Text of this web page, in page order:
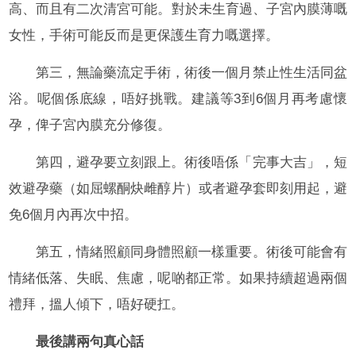
高、而且有二次清宮可能。對於未生育過、子宮內膜薄嘅
女性，手術可能反而是更保護生育力嘅選擇。
第三，無論藥流定手術，術後一個月禁止性生活同盆
浴。呢個係底線，唔好挑戰。建議等3到6個月再考慮懷
孕，俾子宮內膜充分修復。
第四，避孕要立刻跟上。術後唔係「完事大吉」，短
效避孕藥（如屈螺酮炔雌醇片）或者避孕套即刻用起，避
免6個月內再次中招。
第五，情緒照顧同身體照顧一樣重要。術後可能會有
情緒低落、失眠、焦慮，呢啲都正常。如果持續超過兩個
禮拜，搵人傾下，唔好硬扛。
最後講兩句真心話